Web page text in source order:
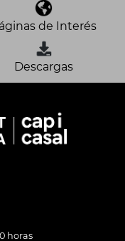
de Interés
Descargas
horas